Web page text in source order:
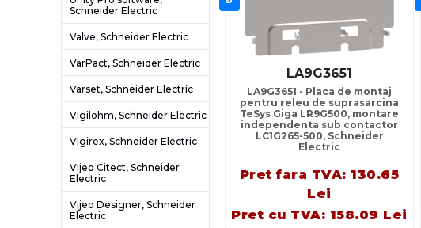
Schneider Electric
Valve, Schneider Electric
VarPact, Schneider Electric
Varset, Schneider Electric
Vigilohm, Schneider Electric
Vigirex, Schneider Electric
Vijeo Citect, Schneider
Electric
Vijeo Designer, Schneider
Electric
LA9G3651
LA9G3651 - Placa de montaj
pentru releu de suprasarcina
TeSys Giga LR9G500, montare
independenta sub contactor
LC1G265-500, Schneider
Electric
Pret fara TVA: 130.65
Lei
Pret cu TVA: 158.09 Lei